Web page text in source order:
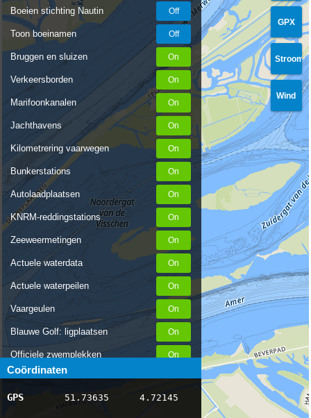
Boeien stichting Nautin
Toon boeinamen
Bruggen en sluizen
Verkeersborden
Marifoonkanalen
Jachthavens
Kilometrering vaarwegen
Bunkerstations
Autolaadplaatsen
KNRM-reddingstations
Zeeweermetingen
Actuele waterdata
Actuele waterpeilen
Vaargeulen
Blauwe Golf: ligplaatsen
Officiele zwemplekken
Stremmingen/hinder
AIS scheepsposities
Coördinaten
GPS 51.73635 4.72145
GPX
Stroom
Wind